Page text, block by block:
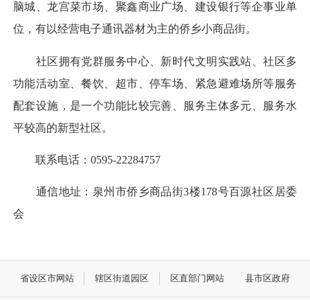
脑城、龙宫菜市场、聚鑫商业广场、建设银行等企事业单
位，有以经营电子通讯器材为主的侨乡小商品街。
社区拥有党群服务中心、新时代文明实践站、社区多
功能活动室、餐饮、超市、停车场、紧急避难场所等服务
配套设施，是一个功能比较完善、服务主体多元、服务水
平较高的新型社区。
联系电话：0595-22284757
通信地址：泉州市侨乡商品街3楼178号百源社区居委
会
省设区市网站 辖区街道园区 区直部门网站 县市区政府